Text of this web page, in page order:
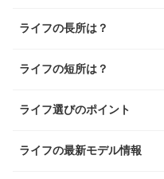
ライフの長所は？
ライフの短所は？
ライフ選びのポイント
ライフの最新モデル情報